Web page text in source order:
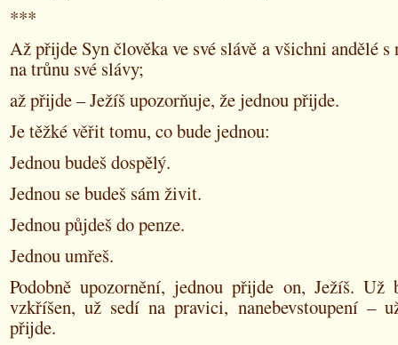
***
Až přijde Syn člověka ve své slávě a všichni andělé s
na trůnu své slávy;
až přijde – Ježíš upozorňuje, že jednou přijde.
Je těžké věřit tomu, co bude jednou:
Jednou budeš dospělý.
Jednou se budeš sám živit.
Jednou půjdeš do penze.
Jednou umřeš.
Podobně upozornění, jednou přijde on, Ježíš. Už
vzkříšen, už sedí na pravici, nanebevstoupení –
přijde.